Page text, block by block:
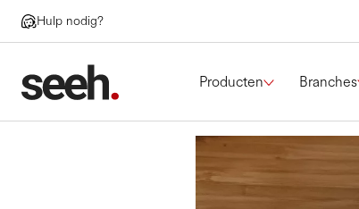
Hulp nodig?
Producten Branches